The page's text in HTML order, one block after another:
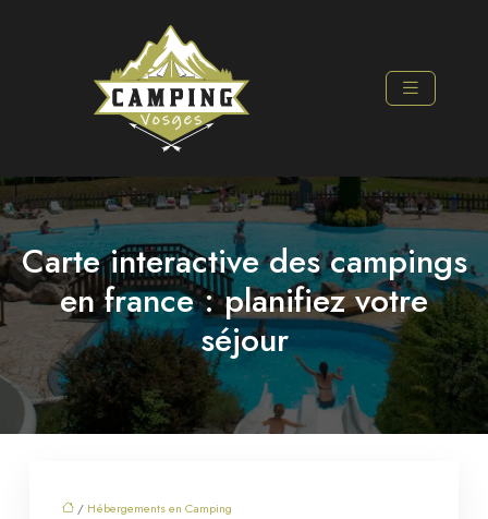
Carte interactive des campings
en france : planifiez votre
séjour
/ Hébergements en Camping